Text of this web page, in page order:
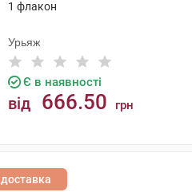
1 флакон
Урьяж
Є в наявності
від 666.50 грн
доставка